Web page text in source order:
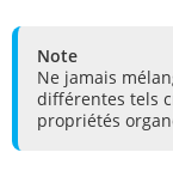
Note
Ne jamais
différentes tels
propriétés